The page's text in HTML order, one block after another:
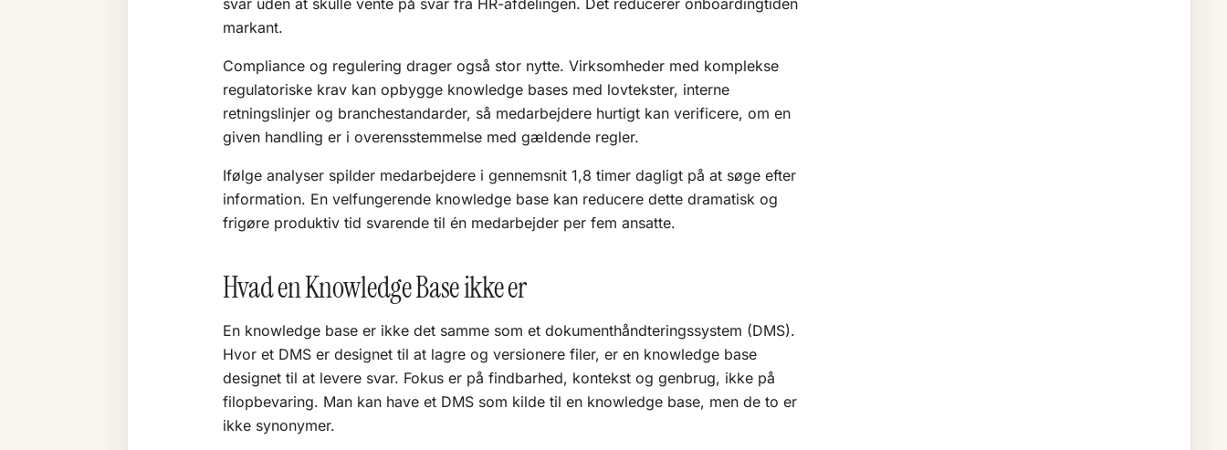
svar uden at skulle vente på svar fra HR-afdelingen. Det reducerer onboardingtiden
markant.
Compliance og regulering drager også stor nytte. Virksomheder med komplekse
regulatoriske krav kan opbygge knowledge bases med lovtekster, interne
retningslinjer og branchestandarder, så medarbejdere hurtigt kan verificere, om en
given handling er i overensstemmelse med gældende regler.
Ifølge analyser spilder medarbejdere i gennemsnit 1,8 timer dagligt på at søge efter
information. En velfungerende knowledge base kan reducere dette dramatisk og
frigøre produktiv tid svarende til én medarbejder per fem ansatte.
Hvad en Knowledge Base ikke er
En knowledge base er ikke det samme som et dokumenthåndteringssystem (DMS).
Hvor et DMS er designet til at lagre og versionere filer, er en knowledge base
designet til at levere svar. Fokus er på findbarhed, kontekst og genbrug, ikke på
filopbevaring. Man kan have et DMS som kilde til en knowledge base, men de to er
ikke synonymer.